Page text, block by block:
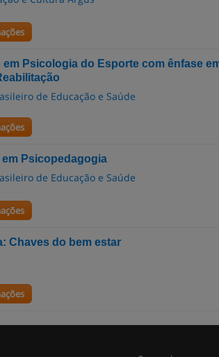
em Psicologia do Esporte com ênfase
de Educação e Saúde
Psicopedagogia
de Educação e Saúde
Chaves do bem estar